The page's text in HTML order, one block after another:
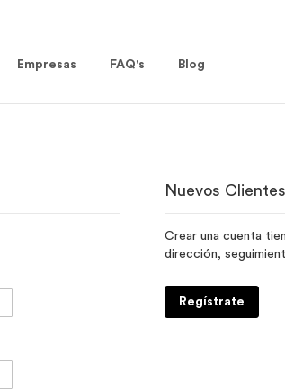
Empresas FAQ's Blog
Nuevos Clientes
Crear una cuenta
dirección,
Regístrate